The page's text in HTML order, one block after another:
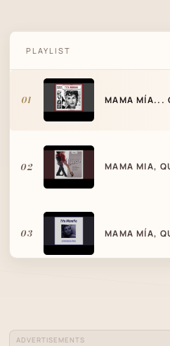
PLAYLIST
01 MAMA MÍA...
02 MAMA MIA,
03 MAMA MÍA,
ADVERTISEMENTS